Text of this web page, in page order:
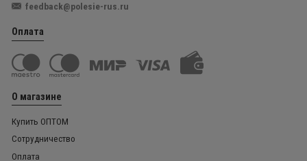
feedback@polesie-rus.ru
Оплата
О магазине
Купить ОПТОМ
Сотрудничество
Оплата